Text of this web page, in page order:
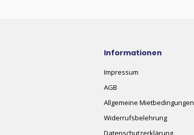
Informationen
Impressum
AGB
Allgemeine Mietbedingungen
Widerrufsbelehrung
Datenschutzerklärung